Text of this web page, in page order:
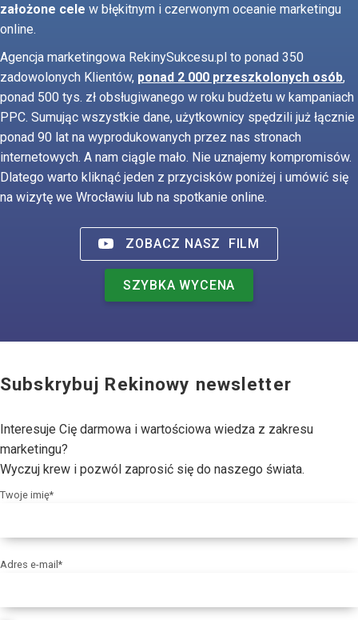
założone cele w błękitnym i czerwonym oceanie marketingu
online.
Agencja marketingowa RekinySukcesu.pl to ponad 350
zadowolonych Klientów, ponad 2 000 przeszkolonych osób,
ponad 500 tys. zł obsługiwanego w roku budżetu w kampaniach
PPC. Sumując wszystkie dane, użytkownicy spędzili już łącznie
ponad 90 lat na wyprodukowanych przez nas stronach
internetowych. A nam ciągle mało. Nie uznajemy kompromisów.
Dlatego warto kliknąć jeden z przycisków poniżej i umówić się
na wizytę we Wrocławiu lub na spotkanie online.
ZOBACZ NASZ FILM
SZYBKA WYCENA
Subskrybuj Rekinowy newsletter
Interesuje Cię darmowa i wartościowa wiedza z zakresu
marketingu?
Wyczuj krew i pozwól zaprosić się do naszego świata.
Twoje imię*
Adres e-mail*